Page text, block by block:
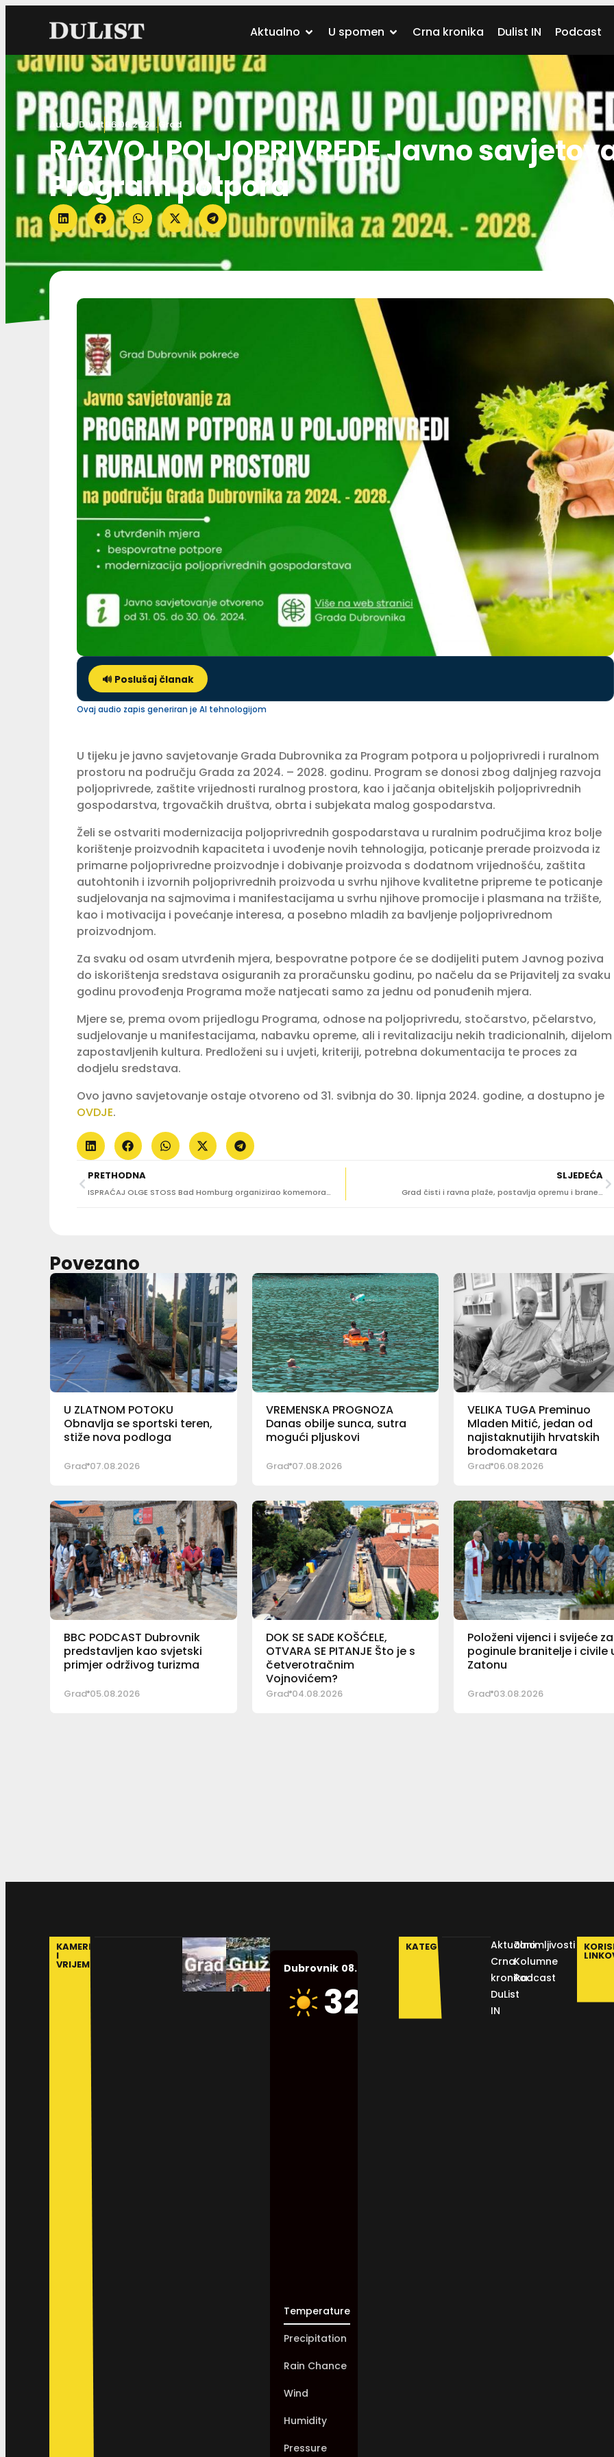
Aktualno U spomen Crna kronika Dulist IN Podcast
Autor:Dulist06.06.2024.Grad
RAZVOJ POLJOPRIVREDE Javno
Program potpora
🔊 Poslušaj članak
Ovaj audio zapis generiran je AI tehnologijom
U tijeku je javno savjetovanje Grada Dubrovnika za Program potpora u poljoprivredi i ruralnom
prostoru na području Grada za 2024. – 2028. godinu. Program se donosi zbog daljnjeg razvoja
poljoprivrede, zaštite vrijednosti ruralnog prostora, kao i jačanja obiteljskih poljoprivrednih
gospodarstva, trgovačkih društva, obrta i subjekata malog gospodarstva.
Želi se ostvariti modernizacija poljoprivrednih gospodarstava u ruralnim područjima kroz bolje
korištenje proizvodnih kapaciteta i uvođenje novih tehnologija, poticanje prerade proizvoda iz
primarne poljoprivredne proizvodnje i dobivanje proizvoda s dodatnom vrijednošću, zaštita
autohtonih i izvornih poljoprivrednih proizvoda u svrhu njihove kvalitetne pripreme te poticanje
sudjelovanja na sajmovima i manifestacijama u svrhu njihove promocije i plasmana na tržište,
kao i motivacija i povećanje interesa, a posebno mladih za bavljenje poljoprivrednom
proizvodnjom.
Za svaku od osam utvrđenih mjera, bespovratne potpore će se dodijeliti putem Javnog poziva
do iskorištenja sredstava osiguranih za proračunsku godinu, po načelu da se Prijavitelj za svaku
godinu provođenja Programa može natjecati samo za jednu od ponuđenih mjera.
Mjere se, prema ovom prijedlogu Programa, odnose na poljoprivredu, stočarstvo, pčelarstvo,
sudjelovanje u manifestacijama, nabavku opreme, ali i revitalizaciju nekih tradicionalnih, dijelom
zapostavljenih kultura. Predloženi su i uvjeti, kriteriji, potrebna dokumentacija te proces za
dodjelu sredstava.
Ovo javno savjetovanje ostaje otvoreno od 31. svibnja do 30. lipnja 2024. godine, a dostupno je
OVDJE.
PRETHODNA
ISPRAĆAJ OLGE STOSS Bad Homburg organizirao komemoraciju za veliku humanitarku
SLJEDEĆA
Grad čisti i ravna plaže, postavlja opremu i brane…
Povezano
U ZLATNOM POTOKU
Obnavlja se sportski teren,
stiže nova podloga
Grad 07.08.2026
VREMENSKA PROGNOZA
Danas obilje sunca, sutra
mogući pljuskovi
Grad 07.08.2026
VELIKA TUGA Preminuo
Mladen Mitić, jedan od
najistaknutijih hrvatskih
brodomaketara
Grad 06.08.2026
BBC PODCAST Dubrovnik
predstavljen kao svjetski
primjer održivog turizma
Grad 05.08.2026
DOK SE SADE KOŠĆELE,
OTVARA SE PITANJE Što je s
četverotračnim
Vojnovićem?
Grad 04.08.2026
Položeni vijenci i svijeće za
poginule branitelje i civile
Zatonu
Grad 03.08.2026
KAMERE
I
VRIJEME Dubrovnik 08.08.2026.
32
Humidity:
Temperature
Precipitation
Rain Chance
Wind
Humidity
Pressure
KATEGORIJE
Aktualno
Crna
kronika
DuList
IN
Zanimljivosti
Kolumne
Podcast